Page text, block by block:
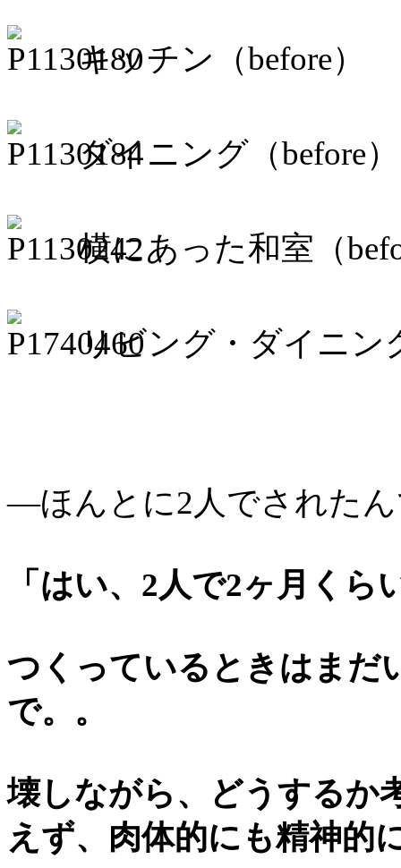
キッチン（before）
ダイニング（before）
横にあった和室（
リビング・ダイニン
―ほんとに2人でされた
「はい、2人で2ヶ月く
つくっているときはまだ
で。。
壊しながら、どうするか
えず、肉体的にも精神的